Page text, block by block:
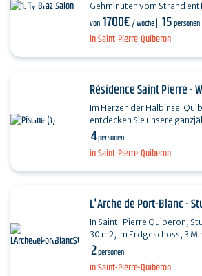
in Saint-Pierre-Quiberon
Gehminuten vom Strand
Buchtseite. Ty Braz ist auf drei Ebenen verteilt.
Seine Wohnfläche…
von 1700€/ woche 15personen
in Saint-Pierre-Quiberon
Résidence Saint Pierre -
Im Herzen der Halbinsel
entdecken Sie unsere
Ferienappartements. Die
Quiberon wurde im…
4personen
in Saint-Pierre-Quiberon
L'Arche de Port-Blanc -
In Saint-Pierre Quiberon,
30 m2, im Erdgeschoss, 3
Strand und den Geschäften
2personen